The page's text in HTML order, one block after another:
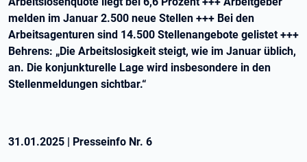
melden im Januar 2.500 neue Stellen +++ Bei den
Arbeitsagenturen sind 14.500 Stellenangebote gelistet +++
Behrens: „Die Arbeitslosigkeit steigt, wie im Januar üblich,
an. Die konjunkturelle Lage wird insbesondere in den
Stellenmeldungen sichtbar.“
31.01.2025 | Presseinfo Nr. 6